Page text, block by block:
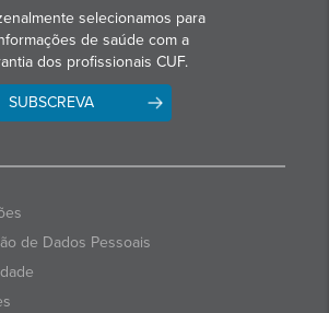
selecionamos para
de saúde com a
dos profissionais CUF.
SUBSCREVA
de Dados Pessoais